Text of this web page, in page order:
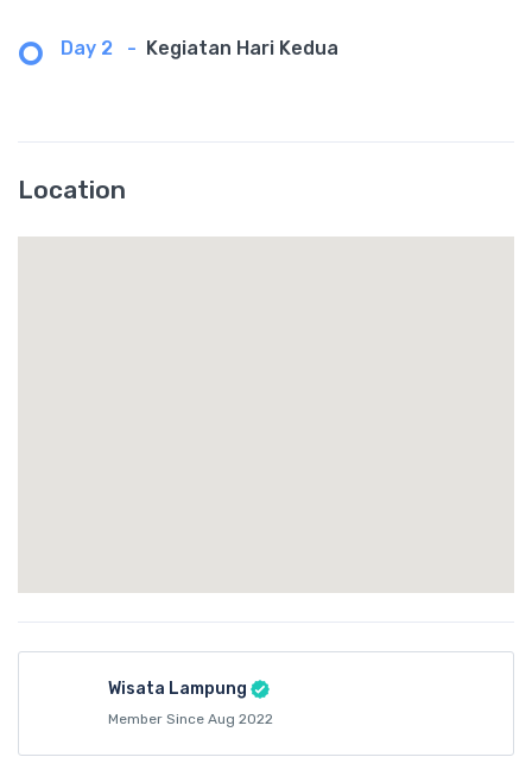
Day 2 - Kegiatan Hari Kedua
Location
Wisata Lampung
Member Since Aug 2022